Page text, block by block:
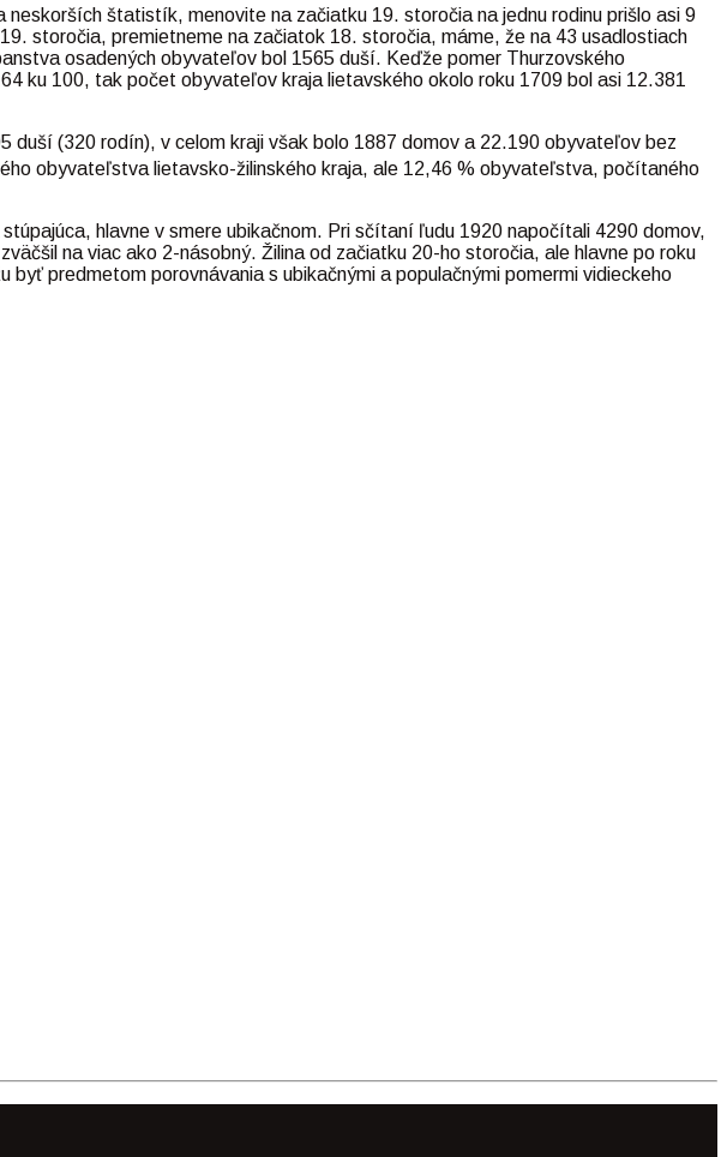
neskorších štatistík, menovite na začiatku 19. storočia na jednu rodinu prišlo asi 9
storočia, premietneme na začiatok 18. storočia, máme, že na 43 usadlostiach
osadených obyvateľov bol 1565 duší. Keďže pomer Thurzovského
ku 100, tak počet obyvateľov kraja lietavského okolo roku 1709 bol asi 12.381
duší (320 rodín), v celom kraji však bolo 1887 domov a 22.190 obyvateľov bez
obyvateľstva lietavsko-žilinského kraja, ale 12,46 % obyvateľstva, počítaného
hlavne v smere ubikačnom. Pri sčítaní ľudu 1920 napočítali 4290 domov,
na viac ako 2-násobný. Žilina od začiatku 20-ho storočia, ale hlavne po roku
predmetom porovnávania s ubikačnými a populačnými pomermi vidieckeho